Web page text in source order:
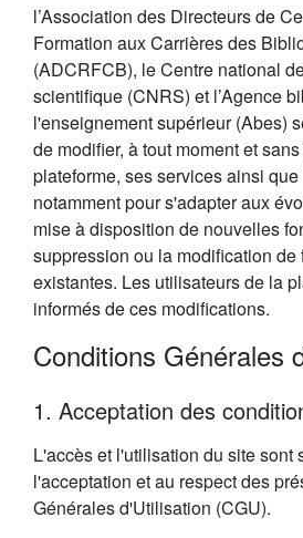
l’Association des Directeurs de
Formation aux Carrières des
(ADCRFCB), le Centre national
scientifique (CNRS) et l’Agence
l'enseignement supérieur (Abes)
de modifier, à tout moment et
plateforme, ses services ainsi
notamment pour s'adapter aux
mise à disposition de nouvelles
suppression ou la modification
existantes. Les utilisateurs de la
informés de ces modifications.
Conditions Générales
1. Acceptation des
L'accès et l'utilisation du site sont
l'acceptation et au respect des
Générales d'Utilisation (CGU).